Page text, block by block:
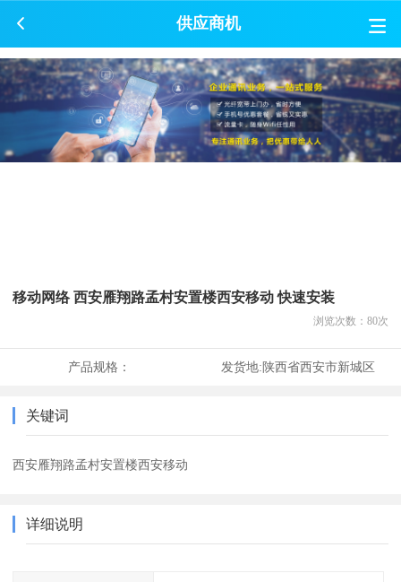
供应商机
移动网络 西安雁翔路孟村安置楼西安移动 快速安装
浏览次数： 80次
产品规格： 发货地:陕西省西安市新城区
关键词
西安雁翔路孟村安置楼西安移动
详细说明